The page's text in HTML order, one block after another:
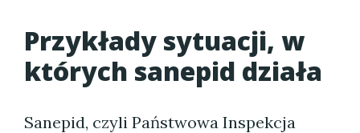
Przykłady sytuacji, w
których sanepid działa
Sanepid, czyli Państwowa Inspekcja